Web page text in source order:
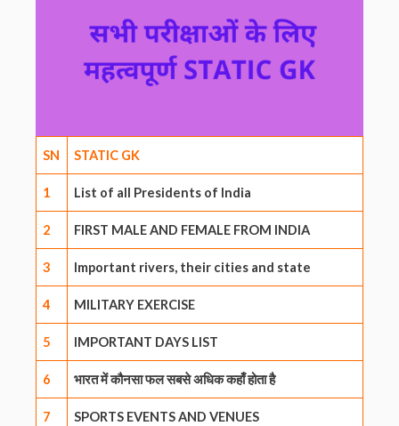
SN STATIC GK
1 List of all Presidents of India
2 FIRST MALE AND FEMALE FROM INDIA
3 Important rivers, their cities and state
4 MILITARY EXERCISE
5 IMPORTANT DAYS LIST
6 भारत में कौनसा फल सबसे अधिक कहाँ होता है
7 SPORTS EVENTS AND VENUES